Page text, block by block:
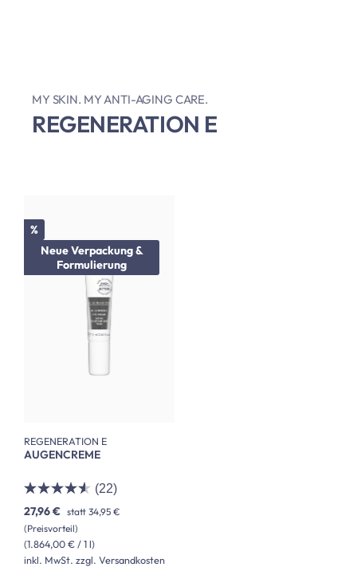
MY SKIN. MY ANTI-AGING CARE.
REGENERATION E
Rabatt
%
Neue Verpackung &
Formulierung
REGENERATION E
AUGENCREME
(22)
(1.864,00 € / 1 l)
27,96 € statt 34,95 €
(Preisvorteil)
inkl. MwSt. zzgl. Versandkosten